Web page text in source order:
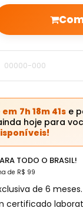
em 7h 18m 40s e
hoje para
TODO O BRASIL!
de R$ 99
de 6 meses.
certificado